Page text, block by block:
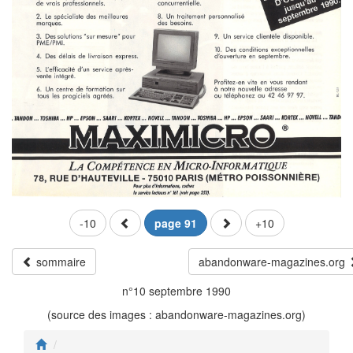
-10 page 91 +10
sommaire
abandonware-magazines.org
n°10 septembre 1990
(source des images : abandonware-magazines.org)